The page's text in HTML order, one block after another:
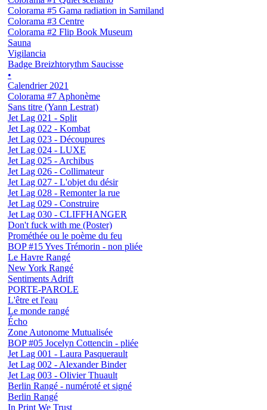
Colorama #5 Gama radiation in Samiland
Colorama #3 Centre
Colorama #2 Flip Book Museum
Sauna
Vigilancia
Badge Breizhtorythm Saucisse
•
Calendrier 2021
Colorama #7 Aphonème
Sans titre (Yann Lestrat)
Jet Lag 021 - Split
Jet Lag 022 - Kombat
Jet Lag 023 - Découpures
Jet Lag 024 - LUXE
Jet Lag 025 - Archibus
Jet Lag 026 - Collimateur
Jet Lag 027 - L'objet du désir
Jet Lag 028 - Remonter la rue
Jet Lag 029 - Construire
Jet Lag 030 - CLIFFHANGER
Don't fuck with me (Poster)
Prométhée ou le poème du feu
BOP #15 Yves Trémorin - non pliée
Le Havre Rangé
New York Rangé
Sentiments Adrift
PORTE-PAROLE
L'être et l'eau
Le monde rangé
Écho
Zone Autonome Mutualisée
BOP #05 Jocelyn Cottencin - pliée
Jet Lag 001 - Laura Pasquerault
Jet Lag 002 - Alexander Binder
Jet Lag 003 - Olivier Thuault
Berlin Rangé - numéroté et signé
Berlin Rangé
In Print We Trust